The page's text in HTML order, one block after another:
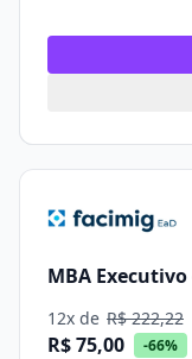
MBA
12x de R$ 222,22
R$ 75,00 -66%